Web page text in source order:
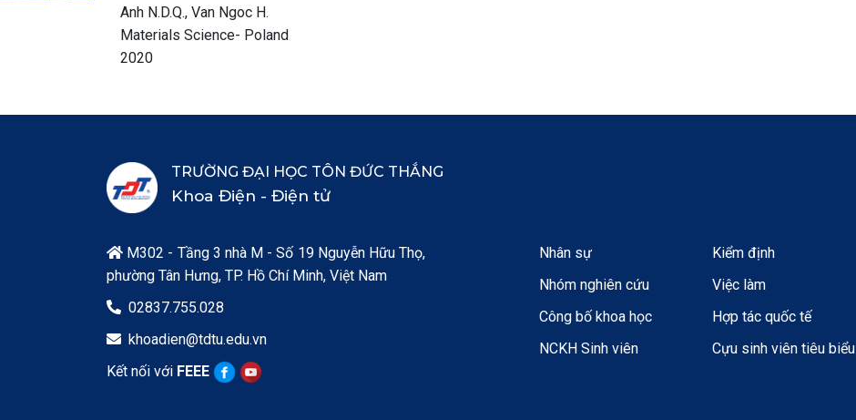
Anh N.D.Q., Van Ngoc H.
Materials Science- Poland
2020
TRƯỜNG ĐẠI HỌC TÔN ĐỨC THẮNG
Khoa Điện - Điện tử
 M302 - Tầng 3 nhà M - Số 19 Nguyễn Hữu Thọ,
phường Tân Hưng, TP. Hồ Chí Minh, Việt Nam
 02837.755.028
 khoadien@tdtu.edu.vn
Kết nối với FEEE
Nhân sự
Nhóm nghiên cứu
Công bố khoa học
NCKH Sinh viên
Kiểm định
Việc làm
Hợp tác quốc tế
Cựu sinh viên tiêu biểu